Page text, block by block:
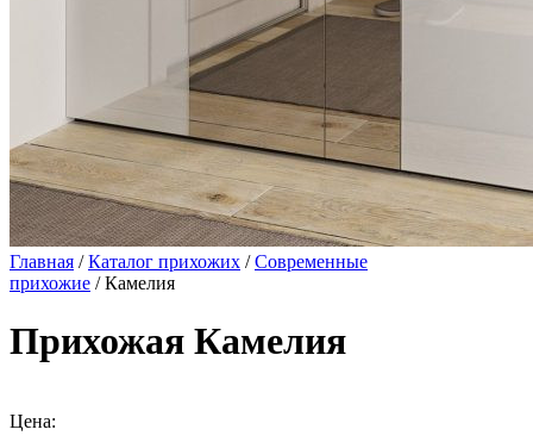
Главная /Каталог прихожих /Современные
прихожие / Камелия
Прихожая Камелия
Цена: